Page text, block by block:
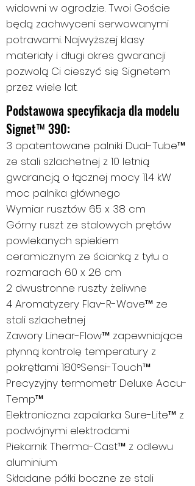
widowni w ogrodzie. Twoi Goście
będą zachwyceni serwowanymi
potrawami. Najwyższej klasy
materiały i długi okres gwarancji
pozwolą Ci cieszyć się Signetem
przez wiele lat.
Podstawowa specyfikacja dla modelu
Signet™ 390:
3 opatentowane palniki Dual-Tube™
ze stali szlachetnej z 10 letnią
gwarancją o łącznej mocy 11.4 kW
moc palnika głównego
Wymiar rusztów 65 x 38 cm
Górny ruszt ze stalowych prętów
powlekanych spiekiem
ceramicznym ze ścianką z tyłu o
rozmarach 60 x 26 cm
2 dwustronne ruszty żeliwne
4 Aromatyzery Flav-R-Wave™ ze
stali szlachetnej
Zawory Linear-Flow™ zapewniające
płynną kontrolę temperatury z
pokrętłami 180°Sensi-Touch™
Precyzyjny termometr Deluxe Accu-
Temp™
Elektroniczna zapalarka Sure-Lite™ z
podwójnymi elektrodami
Piekarnik Therma-Cast™ z odlewu
aluminium
Składane półki boczne ze stali